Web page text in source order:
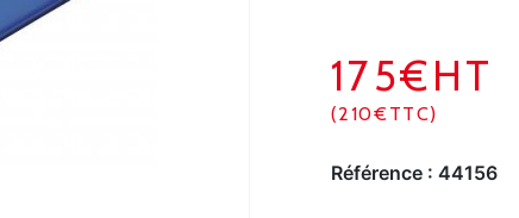
175€HT
(210€TTC)
Référence : 44156